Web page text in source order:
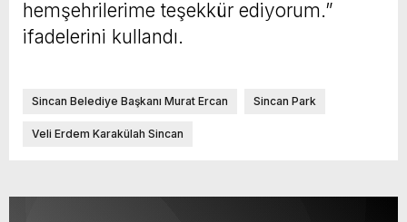
hemşehrilerime teşekkür ediyorum.”
ifadelerini kullandı.
Sincan Belediye Başkanı Murat Ercan Sincan Park
Veli Erdem Karakülah Sincan